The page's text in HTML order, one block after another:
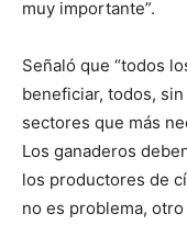
muy importante”.
Señaló que “todos
beneficiar, todos,
sectores que más
Los ganaderos
los productores de
no es problema,